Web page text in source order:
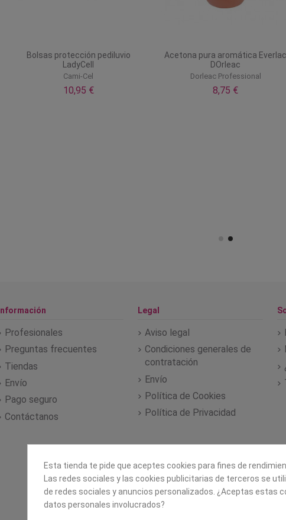
Bolsas protección pediluvio
LadyCell
Cami-Cel
10,95 €
Acetona pura aromática Everlac
DOrleac
Dorleac Professional
8,75 €
Información
Profesionales
Preguntas frecuentes
Tiendas
Envío
Pago seguro
Contáctanos
Legal
Aviso legal
Condiciones generales de
contratación
Envío
Política de Cookies
Política de Privacidad
Esta tienda te pide que aceptes cookies para fines de
Las redes sociales y las cookies publicitarias de terceros se
de redes sociales y anuncios personalizados. ¿Aceptas estas
datos personales involucrados?